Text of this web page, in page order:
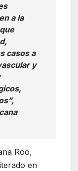
a la
casos a
y
Roo,
en